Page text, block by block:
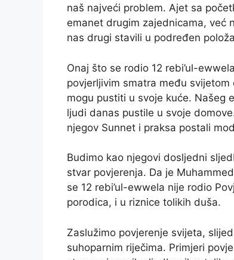
naš najveći problem. Ajet sa
emanet drugim zajednicama, već
nas drugi stavili u podređen
Onaj što se rodio 12 rebi’ul-
povjerljivim smatra među
mogu pustiti u svoje kuće. Našeg
ljudi danas pustile u svoje
njegov Sunnet i praksa postali
Budimo kao njegovi dosljedni
stvar povjerenja. Da je
se 12 rebi’ul-ewwela nije rodio
porodica, i u riznice tolikih duša.
Zaslužimo povjerenje svijeta,
suhoparnim riječima. Primjeri